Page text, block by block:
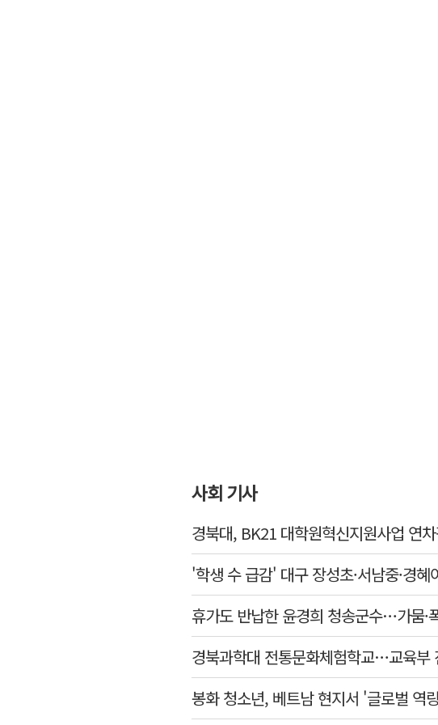
사회 기사
경북대, BK21 대학원혁신지원사업 연
'학생 수 급감' 대구 장성초·서남중·경
휴가도 반납한 윤경희 청송군수…가뭄·
경북과학대 전통문화체험학교…교육부
봉화 청소년, 베트남 현지서 '글로벌 역